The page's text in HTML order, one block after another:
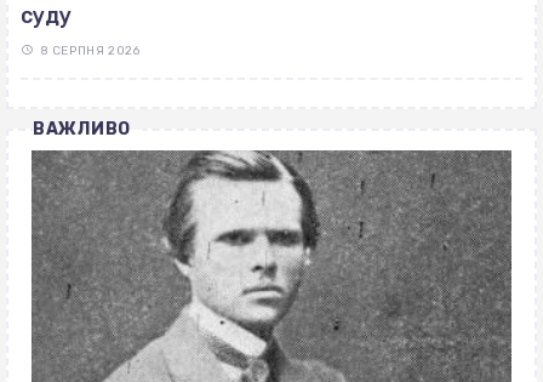
суду
8 СЕРПНЯ 2026
ВАЖЛИВО